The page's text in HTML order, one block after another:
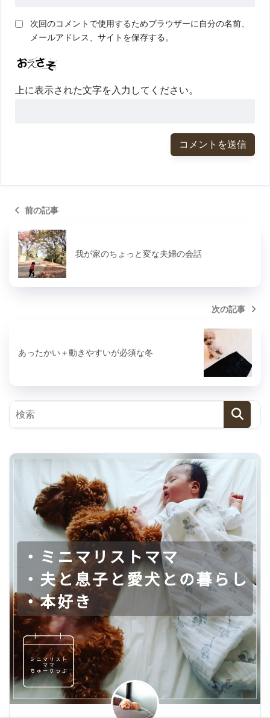
次回のコメントで使用するためブラウザーに自分の名前、
メールアドレス、サイトを保存する。
上に表示された文字を入力してください。
前の記事
我が家のちょっと変な夫婦の会話
次の記事
あったかい＋動きやすいが必須な冬